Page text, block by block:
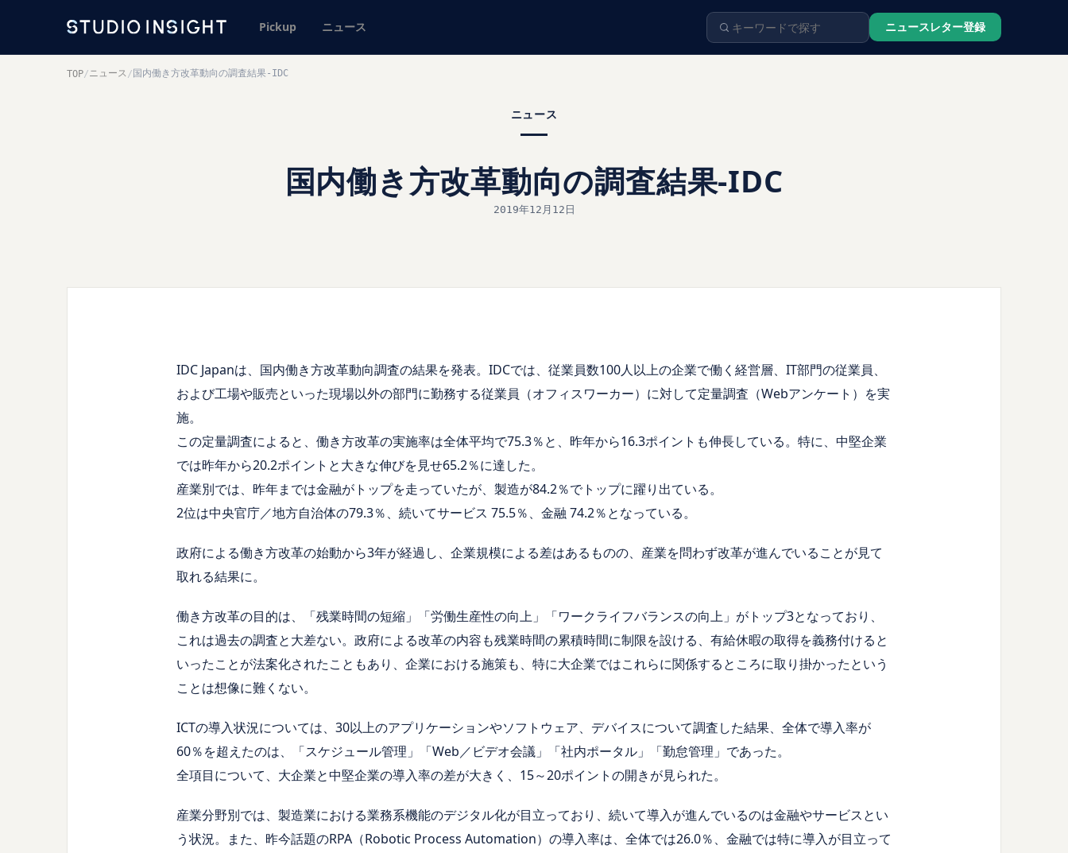
Pickup ニュース ニュースレター登録
TOP/ニュース / 国内働き方改革動向の調査結果-IDC
ニュース
国内働き方改革動向の調査結果-IDC
2019年12月12日
IDC Japanは、国内働き方改革動向調査の結果を発表。IDCでは、従業員数100人以上の企業で働く経営層、IT部門の従業員、
および工場や販売といった現場以外の部門に勤務する従業員（オフィスワーカー）に対して定量調査（Webアンケート）を実
施。
この定量調査によると、働き方改革の実施率は全体平均で75.3％と、昨年から16.3ポイントも伸長している。特に、中堅企業
では昨年から20.2ポイントと大きな伸びを見せ65.2％に達した。
産業別では、昨年までは金融がトップを走っていたが、製造が84.2％でトップに躍り出ている。
2位は中央官庁／地方自治体の79.3％、続いてサービス 75.5％、金融 74.2％となっている。
政府による働き方改革の始動から3年が経過し、企業規模による差はあるものの、産業を問わず改革が進んでいることが見て
取れる結果に。
働き方改革の目的は、「残業時間の短縮」「労働生産性の向上」「ワークライフバランスの向上」がトップ3となっており、
これは過去の調査と大差ない。政府による改革の内容も残業時間の累積時間に制限を設ける、有給休暇の取得を義務付けると
いったことが法案化されたこともあり、企業における施策も、特に大企業ではこれらに関係するところに取り掛かったという
ことは想像に難くない。
ICTの導入状況については、30以上のアプリケーションやソフトウェア、デバイスについて調査した結果、全体で導入率が
60％を超えたのは、「スケジュール管理」「Web／ビデオ会議」「社内ポータル」「勤怠管理」であった。
全項目について、大企業と中堅企業の導入率の差が大きく、15～20ポイントの開きが見られた。
産業分野別では、製造業における業務系機能のデジタル化が目立っており、続いて導入が進んでいるのは金融やサービスとい
う状況。また、昨今話題のRPA（Robotic Process Automation）の導入率は、全体では26.0％、金融では特に導入が目立って